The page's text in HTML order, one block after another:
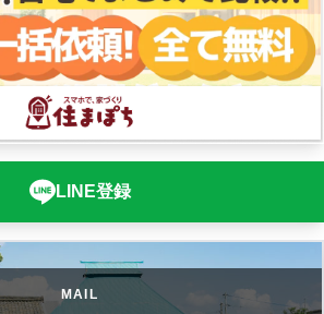
LINE登録
MAIL